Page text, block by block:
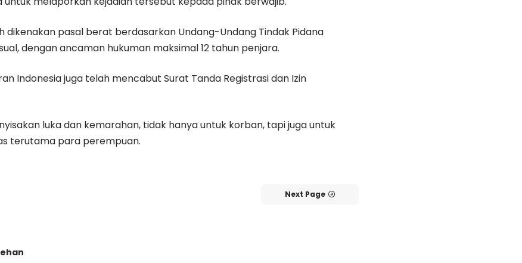
dikenakan pasal berat berdasarkan Undang-Undang Tindak Pidana
dengan ancaman hukuman maksimal 12 tahun penjara.
Indonesia juga telah mencabut Surat Tanda Registrasi dan Izin
luka dan kemarahan, tidak hanya untuk korban, tapi juga untuk
terutama para perempuan.
Next Page